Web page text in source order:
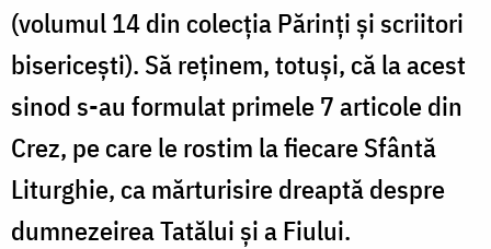
(volumul 14 din colecţia Părinţi şi scriitori
bisericeşti). Să reţinem, totuşi, că la acest
sinod s-au formulat primele 7 articole din
Crez, pe care le rostim la fiecare Sfântă
Liturghie, ca mărturisire dreaptă despre
dumnezeirea Tatălui şi a Fiului.